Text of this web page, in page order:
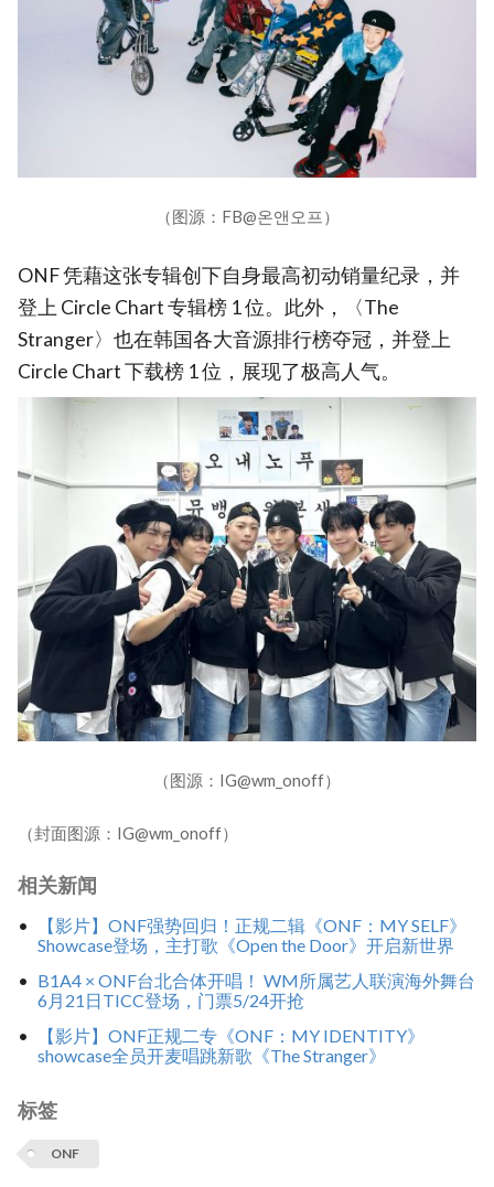
（图源：FB@온앤오프）
ONF 凭藉这张专辑创下自身最高初动销量纪录，并
登上 Circle Chart 专辑榜 1 位。此外，〈The
Stranger〉也在韩国各大音源排行榜夺冠，并登上
Circle Chart 下载榜 1 位，展现了极高人气。
（图源：IG@wm_onoff）
（封面图源：IG@wm_onoff）
相关新闻
【影片】ONF强势回归！正规二辑《ONF：MY SELF》
Showcase登场，主打歌《Open the Door》开启新世界
B1A4 × ONF台北合体开唱！ WM所属艺人联演海外舞台
6月21日TICC登场，门票5/24开抢
【影片】ONF正规二专《ONF：MY IDENTITY》
showcase全员开麦唱跳新歌《The Stranger》
标签
ONF